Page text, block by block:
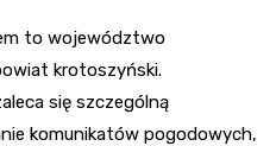
to województwo
krotoszyński.
się szczególną
komunikatów pogodowych,